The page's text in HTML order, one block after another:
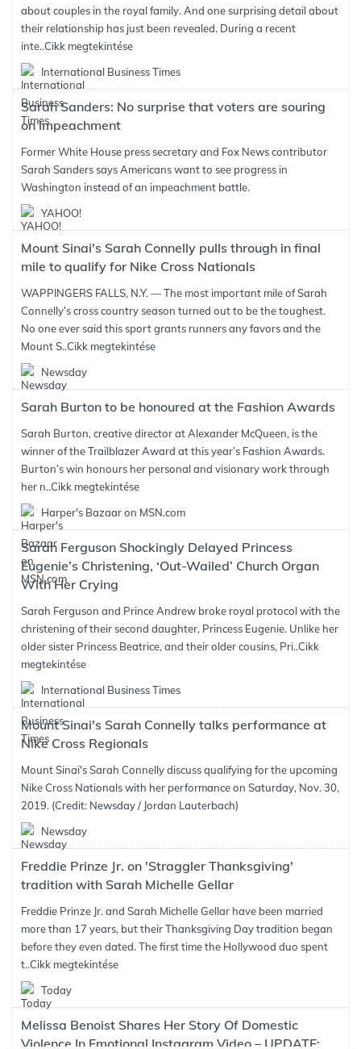
about couples in the royal family. And one surprising detail about
their relationship has just been revealed. During a recent
inte..Cikk megtekintése
International Business Times
Sarah Sanders: No surprise that voters are souring
on impeachment
Former White House press secretary and Fox News contributor
Sarah Sanders says Americans want to see progress in
Washington instead of an impeachment battle.
YAHOO!
Mount Sinai's Sarah Connelly pulls through in final
mile to qualify for Nike Cross Nationals
WAPPINGERS FALLS, N.Y. — The most important mile of Sarah
Connelly’s cross country season turned out to be the toughest.
No one ever said this sport grants runners any favors and the
Mount S..Cikk megtekintése
Newsday
Sarah Burton to be honoured at the Fashion Awards
Sarah Burton, creative director at Alexander McQueen, is the
winner of the Trailblazer Award at this year’s Fashion Awards.
Burton’s win honours her personal and visionary work through
her n..Cikk megtekintése
Harper's Bazaar on MSN.com
Sarah Ferguson Shockingly Delayed Princess
Eugenie’s Christening, ‘Out-Wailed’ Church Organ
With Her Crying
Sarah Ferguson and Prince Andrew broke royal protocol with the
christening of their second daughter, Princess Eugenie. Unlike her
older sister Princess Beatrice, and their older cousins, Pri..Cikk
megtekintése
International Business Times
Mount Sinai's Sarah Connelly talks performance at
Nike Cross Regionals
Mount Sinai's Sarah Connelly discuss qualifying for the upcoming
Nike Cross Nationals with her performance on Saturday, Nov. 30,
2019. (Credit: Newsday / Jordan Lauterbach)
Newsday
Freddie Prinze Jr. on 'Straggler Thanksgiving'
tradition with Sarah Michelle Gellar
Freddie Prinze Jr. and Sarah Michelle Gellar have been married
more than 17 years, but their Thanksgiving Day tradition began
before they even dated. The first time the Hollywood duo spent
t..Cikk megtekintése
Today
Melissa Benoist Shares Her Story Of Domestic
Violence In Emotional Instagram Video – UPDATE: